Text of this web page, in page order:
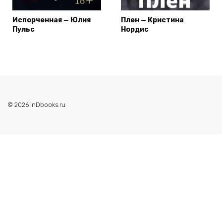
Испорченная — Юлия
Пульс
Плен — Кристина
Нордис
© 2026 inDbooks.ru